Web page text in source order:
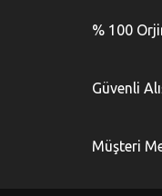
% 100
Güvenli
Müşteri